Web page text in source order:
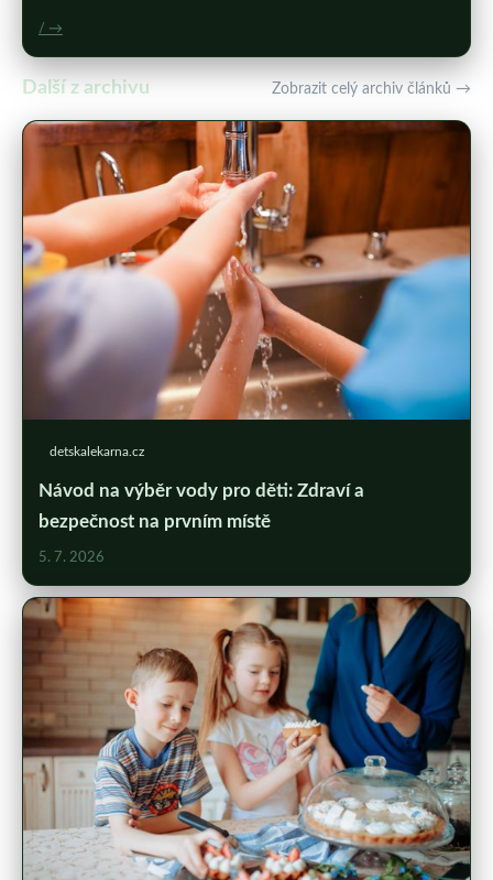
/ →
Další z archivu Zobrazit celý archiv článků →
detskalekarna.cz
Návod na výběr vody pro děti: Zdraví a
bezpečnost na prvním místě
5. 7. 2026